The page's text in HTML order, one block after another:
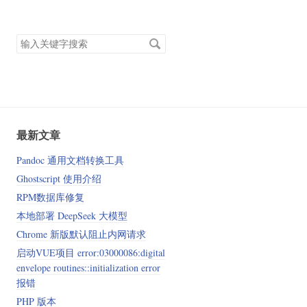
搜
索
最新文章
Pandoc 通用文档转换工具
Ghostscript 使用介绍
RPM数据库修复
本地部署 DeepSeek 大模型
Chrome 新版默认阻止内网请求
启动VUE项目 error:03000086:digital
envelope routines::initialization error
报错
PHP 版本